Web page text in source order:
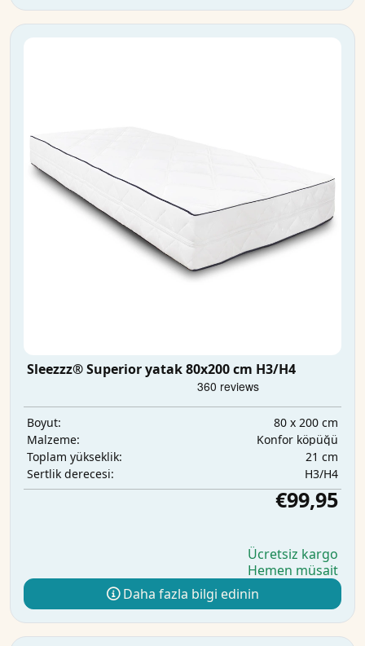
Sleezzz® Superior yatak 80x200 cm H3/H4
Boyut:
80 x 200 cm
Malzeme:
Konfor köpüğü
Toplam yükseklik:
21 cm
Sertlik derecesi:
H3/H4
€99,95
Ücretsiz kargo
Hemen müsait
Daha fazla bilgi edinin